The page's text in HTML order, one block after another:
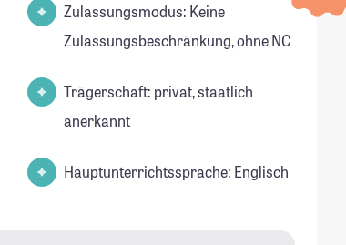
Zulassungsmodus: Keine
Zulassungsbeschränkung, ohne NC
Trägerschaft: privat, staatlich
anerkannt
Hauptunterrichtssprache: Englisch